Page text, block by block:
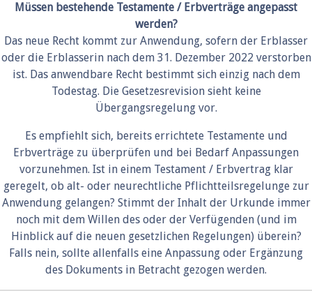
Müssen bestehende Testamente / Erbverträge angepasst
werden?
Das neue Recht kommt zur Anwendung, sofern der Erblasser
oder die Erblasserin nach dem 31. Dezember 2022 verstorben
ist. Das anwendbare Recht bestimmt sich einzig nach dem
Todestag. Die Gesetzesrevision sieht keine
Übergangsregelung vor.
Es empfiehlt sich, bereits errichtete Testamente und
Erbverträge zu überprüfen und bei Bedarf Anpassungen
vorzunehmen. Ist in einem Testament / Erbvertrag klar
geregelt, ob alt- oder neurechtliche Pflichtteilsregelunge zur
Anwendung gelangen? Stimmt der Inhalt der Urkunde immer
noch mit dem Willen des oder der Verfügenden (und im
Hinblick auf die neuen gesetzlichen Regelungen) überein?
Falls nein, sollte allenfalls eine Anpassung oder Ergänzung
des Dokuments in Betracht gezogen werden.